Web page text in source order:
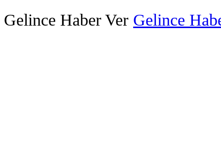
Gelince Haber Ver Gelince